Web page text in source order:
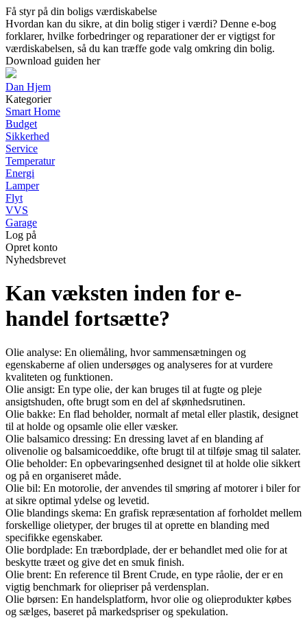
Få styr på din boligs værdiskabelse
Hvordan kan du sikre, at din bolig stiger i værdi? Denne e-bog
forklarer, hvilke forbedringer og reparationer der er vigtigst for
værdiskabelsen, så du kan træffe gode valg omkring din bolig.
Download guiden her
Dan Hjem
Kategorier
Smart Home
Budget
Sikkerhed
Service
Temperatur
Energi
Lamper
Flyt
VVS
Garage
Log på
Opret konto
Nyhedsbrevet
Kan væksten inden for e-
handel fortsætte?
Olie analyse: En oliemåling, hvor sammensætningen og
egenskaberne af olien undersøges og analyseres for at vurdere
kvaliteten og funktionen.
Olie ansigt: En type olie, der kan bruges til at fugte og pleje
ansigtshuden, ofte brugt som en del af skønhedsrutinen.
Olie bakke: En flad beholder, normalt af metal eller plastik, designet
til at holde og opsamle olie eller væsker.
Olie balsamico dressing: En dressing lavet af en blanding af
olivenolie og balsamicoeddike, ofte brugt til at tilføje smag til salater.
Olie beholder: En opbevaringsenhed designet til at holde olie sikkert
og på en organiseret måde.
Olie bil: En motorolie, der anvendes til smøring af motorer i biler for
at sikre optimal ydelse og levetid.
Olie blandings skema: En grafisk repræsentation af forholdet mellem
forskellige olietyper, der bruges til at oprette en blanding med
specifikke egenskaber.
Olie bordplade: En træbordplade, der er behandlet med olie for at
beskytte træet og give det en smuk finish.
Olie brent: En reference til Brent Crude, en type råolie, der er en
vigtig benchmark for oliepriser på verdensplan.
Olie børsen: En handelsplatform, hvor olie og olieprodukter købes
og sælges, baseret på markedspriser og spekulation.